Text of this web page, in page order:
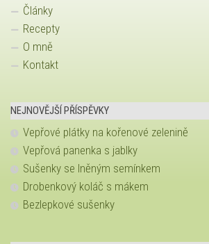
Články
Recepty
O mně
Kontakt
NEJNOVĚJŠÍ PŘÍSPĚVKY
Vepřové plátky na kořenové zelenině
Vepřová panenka s jablky
Sušenky se lněným semínkem
Drobenkový koláč s mákem
Bezlepkové sušenky